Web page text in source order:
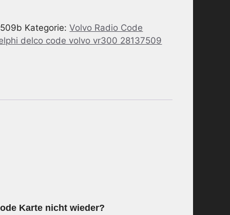
Kategorie:Volvo Radio Code
delco code volvo vr300 28137509
Karte nicht wieder?